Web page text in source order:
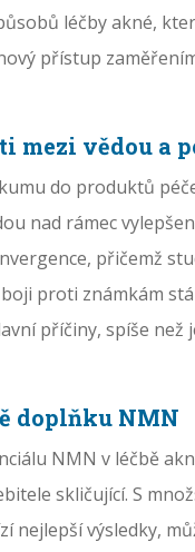
léčby akné,
přístup
mezi vědou a
do produktů
nad rámec
přičemž
proti známkám
příčiny, spíše než
doplňku NMN
NMN v léčbě
skličující. S
nejlepší výsledky,